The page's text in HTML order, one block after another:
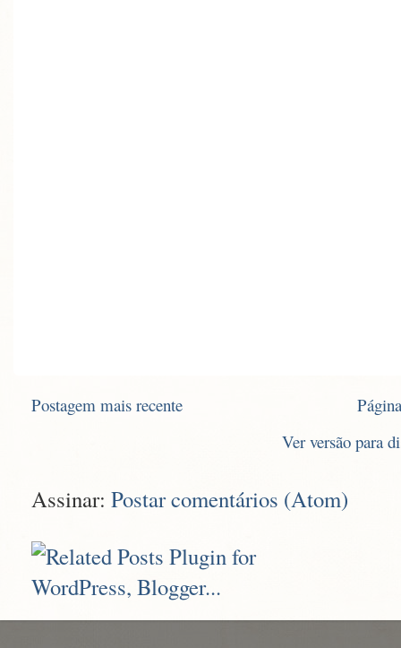
Postagem mais recente
Ver versão para
Assinar: Postar comentários (Atom)